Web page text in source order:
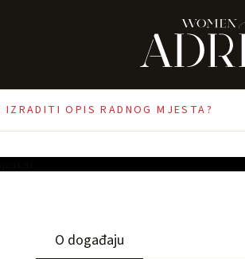
OPIS RADNOG MJESTA?
O događaju